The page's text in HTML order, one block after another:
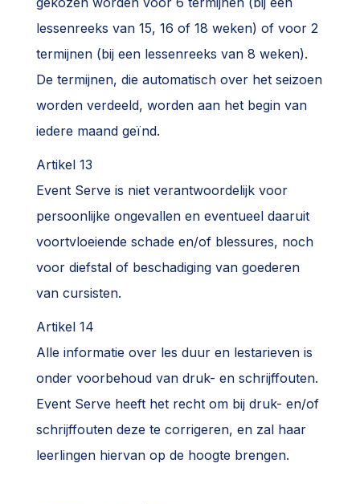
lessenreeks van 15, 16 of 18 weken) of voor 2
termijnen (bij een lessenreeks van 8 weken).
De termijnen, die automatisch over het seizoen
worden verdeeld, worden aan het begin van
iedere maand geïnd.
Artikel 13
Event Serve is niet verantwoordelijk voor
persoonlijke ongevallen en eventueel daaruit
voortvloeiende schade en/of blessures, noch
voor diefstal of beschadiging van goederen
van cursisten.
Artikel 14
Alle informatie over les duur en lestarieven is
onder voorbehoud van druk- en schrijffouten.
Event Serve heeft het recht om bij druk- en/of
schrijffouten deze te corrigeren, en zal haar
leerlingen hiervan op de hoogte brengen.